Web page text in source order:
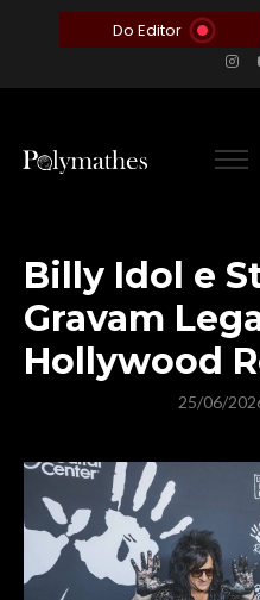
Do Editor
A Roleta da Miséria: Quando a Devoção Cega Encontra o Link na Bio. A Queda do Brasileiro Pelas Mãos de Seus Influencers.
Billy Idol e
Gravam
Hollywood
25/06/